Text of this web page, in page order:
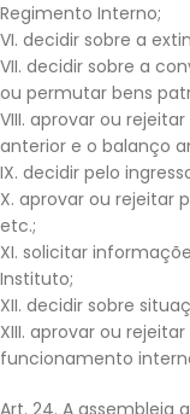
Regimento Interno;
VI. decidir sobre a
VII. decidir sobre a
ou permutar bens
VIII. aprovar ou
anterior e o balanço
IX. decidir pelo
X. aprovar ou rejeitar
etc.;
XI. solicitar
Instituto;
XII. decidir sobre
XIII. aprovar ou
funcionamento
Art. 24. A assembleia